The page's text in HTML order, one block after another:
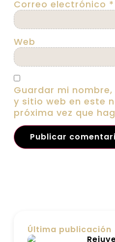
Web
Guardar mi
y sitio web en este
próxima vez que